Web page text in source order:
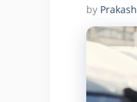
by Prakash